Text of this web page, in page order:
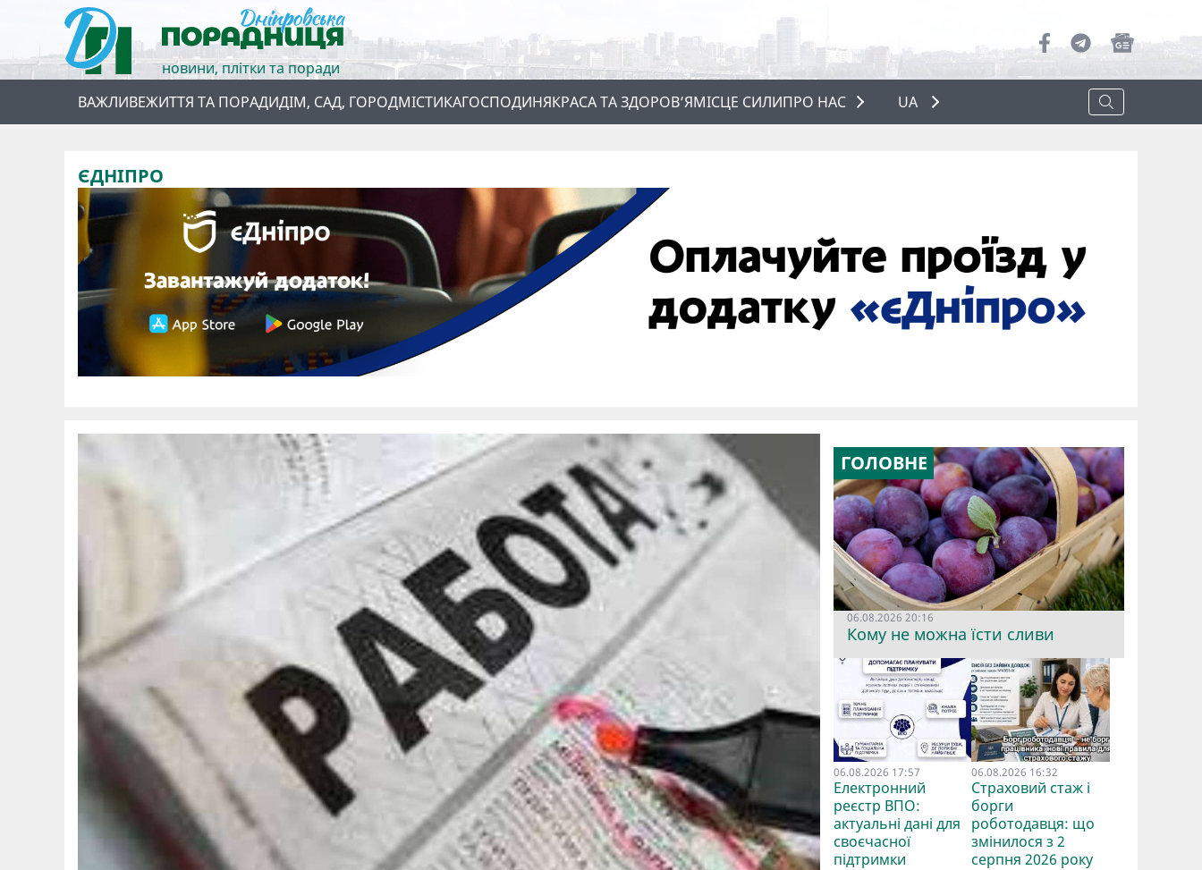
новини, плітки та поради
ВАЖЛИВЕЖИТТЯ ТА ПОРАДИДІМ, САД, ГОРОДМІСТИКАГОСПОДИНЯКРАСА ТА ЗДОРОВ’ЯМІСЦЕ СИЛИПРО НАС
UA
ЄДНІПРО
ГОЛОВНЕ
06.08.2026 20:16
Кому не можна їсти сливи
06.08.2026 17:57
Електронний
реєстр ВПО:
актуальні дані для
своєчасної
підтримки
06.08.2026 16:32
Страховий стаж і
борги
роботодавця: що
змінилося з 2
серпня 2026 року